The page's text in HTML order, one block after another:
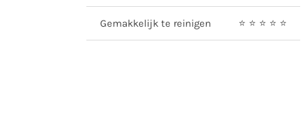
Gemakkelijk te reinigen ⭐️ ⭐️ ⭐️ ⭐️ ⭐️